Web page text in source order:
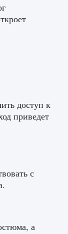
доступ к
приведет
с
а